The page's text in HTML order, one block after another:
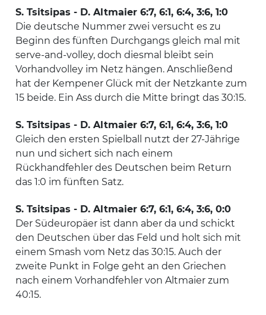
S. Tsitsipas - D. Altmaier 6:7, 6:1, 6:4, 3:6, 1:0
Die deutsche Nummer zwei versucht es zu
Beginn des fünften Durchgangs gleich mal mit
serve-and-volley, doch diesmal bleibt sein
Vorhandvolley im Netz hängen. Anschließend
hat der Kempener Glück mit der Netzkante zum
15 beide. Ein Ass durch die Mitte bringt das 30:15.
S. Tsitsipas - D. Altmaier 6:7, 6:1, 6:4, 3:6, 1:0
Gleich den ersten Spielball nutzt der 27-Jährige
nun und sichert sich nach einem
Rückhandfehler des Deutschen beim Return
das 1:0 im fünften Satz.
S. Tsitsipas - D. Altmaier 6:7, 6:1, 6:4, 3:6, 0:0
Der Südeuropäer ist dann aber da und schickt
den Deutschen über das Feld und holt sich mit
einem Smash vom Netz das 30:15. Auch der
zweite Punkt in Folge geht an den Griechen
nach einem Vorhandfehler von Altmaier zum
40:15.